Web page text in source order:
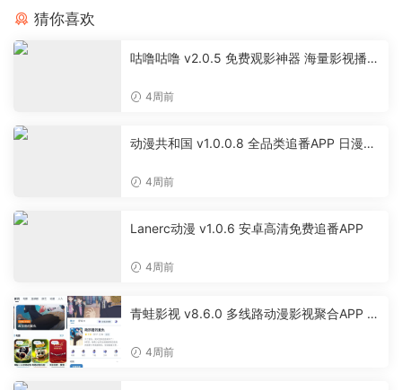
猜你喜欢
咕噜咕噜 v2.0.5 免费观影神器 海量影视播放
4周前
动漫共和国 v1.0.0.8 全品类追番APP 日漫国
4周前
Lanerc动漫 v1.0.6 安卓高清免费追番APP
4周前
青蛙影视 v8.6.0 多线路动漫影视聚合APP 免
4周前